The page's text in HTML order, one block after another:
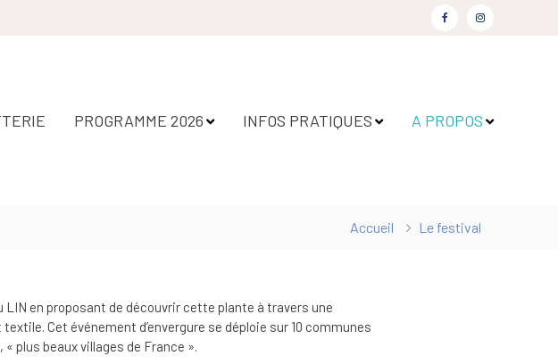
PROGRAMME 2026 INFOS PRATIQUES A PROPOS
Accueil Le festival
en proposant de découvrir cette plante à travers une
Cet événement d’envergure se déploie sur 10 communes
plus beaux villages de France ».